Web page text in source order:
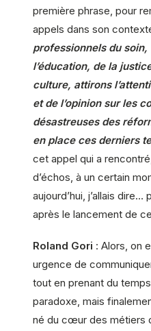
première phrase, pour
appels dans son
professionnels du
l’éducation, de la
culture, attirons
et de l’opinion sur les
désastreuses des
en place ces derniers
cet appel qui a
d’échos, à un certain
aujourd’hui, j’allais
après le lancement de
Roland Gori : Alors, on
urgence de
tout en prenant du
paradoxe, mais
né du cœur des métiers